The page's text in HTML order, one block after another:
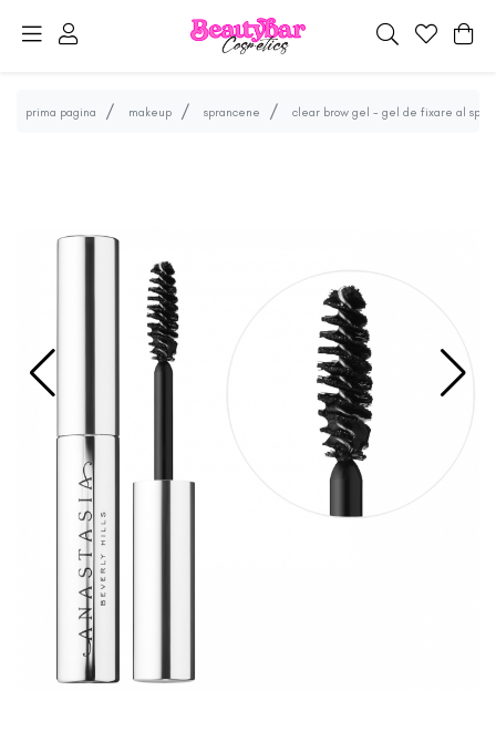
prima pagina makeup sprancene clear brow gel - gel de fixare al